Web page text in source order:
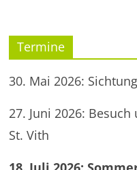
Termine
30. Mai 2026:
27. Juni 2026:
St. Vith